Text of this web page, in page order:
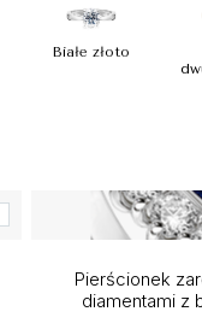
Białe złoto
Pierścionek
diamentami z